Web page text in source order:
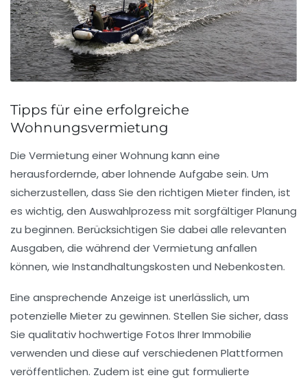
Tipps für eine erfolgreiche
Wohnungsvermietung
Die Vermietung einer Wohnung kann eine
herausfordernde, aber lohnende Aufgabe sein. Um
sicherzustellen, dass Sie den richtigen Mieter finden, ist
es wichtig, den Auswahlprozess mit sorgfältiger Planung
zu beginnen. Berücksichtigen Sie dabei alle relevanten
Ausgaben, die während der Vermietung anfallen
können, wie Instandhaltungskosten und Nebenkosten.
Eine ansprechende Anzeige ist unerlässlich, um
potenzielle Mieter zu gewinnen. Stellen Sie sicher, dass
Sie qualitativ hochwertige Fotos Ihrer Immobilie
verwenden und diese auf verschiedenen Plattformen
veröffentlichen. Zudem ist eine gut formulierte